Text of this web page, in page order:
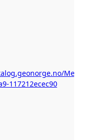
117212ecec90